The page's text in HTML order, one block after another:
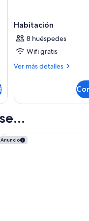
Habitación
8 huéspedes
Wifi gratis
Ver más detalles
Más
AnuncioZiva Cap Cana - All